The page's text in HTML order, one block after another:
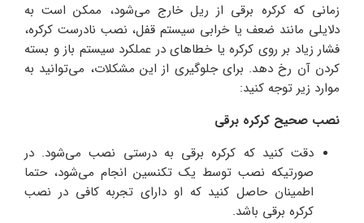
زمانی که کرکره برقی از ریل خارج می‌شود، ممکن است به
دلایلی مانند ضعف یا خرابی سیستم قفل، نصب نادرست کرکره،
فشار زیاد بر روی کرکره یا خطاهای در عملکرد سیستم باز و بسته
کردن آن رخ دهد. برای جلوگیری از این مشکلات، می‌توانید به
موارد زیر توجه کنید:
نصب صحیح کرکره برقی
دقت کنید که کرکره برقی به‌ درستی نصب می‌شود. در
صورتیکه نصب توسط یک تکنسین انجام می‌شود، حتما
اطمینان حاصل کنید که او دارای تجربه کافی در نصب
کرکره برقی باشد.